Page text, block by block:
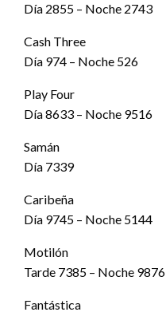
Día 2855 – Noche 2743
Cash Three
Día 974 – Noche 526
Play Four
Día 8633 – Noche 9516
Samán
Día 7339
Caribeña
Día 9745 – Noche 5144
Motilón
Tarde 7385 – Noche 9876
Fantástica